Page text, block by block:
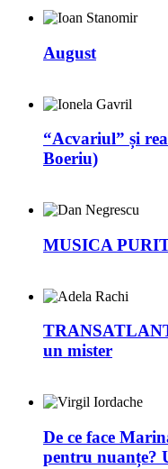
August
“Acvariul” și
Boeriu)
MUSICA
un mister
De ce face
pentru nuanțe?